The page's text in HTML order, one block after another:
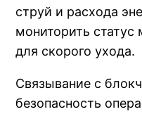
струй и расхода
мониторить статус
для скорого ухода.
Связывание с
безопасность